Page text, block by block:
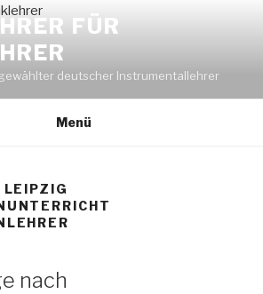
FÜR
deutscher Instrumentallehrer
Menü
LEIPZIG
nach